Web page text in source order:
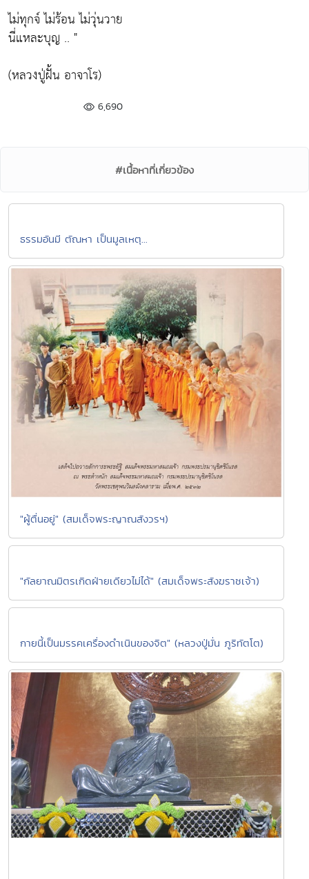
ไม่ทุกจ์ ไม่ร้อน ไม่วุ่นวาย
นี่แหละบุญ .. "
(หลวงปู่ฝั้น อาจาโร)
6,690
#เนื้อหาที่เกี่ยวข้อง
ธรรมอันมี ตัณหา เป็นมูลเหตุ...
"ผู้ตื่นอยู่" (สมเด็จพระญาณสังวรฯ)
"กัลยาณมิตรเกิดฝ่ายเดียวไม่ได้" (สมเด็จพระสังฆราชเจ้า)
กายนี้เป็นมรรคเครื่องดำเนินของจิต" (หลวงปู่มั่น ภูริทัตโต)